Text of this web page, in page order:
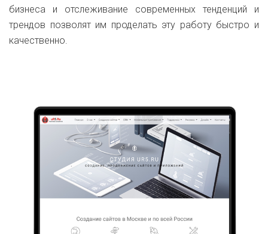
бизнеса и отслеживание современных тенденций и
трендов позволят им проделать эту работу быстро и
качественно.